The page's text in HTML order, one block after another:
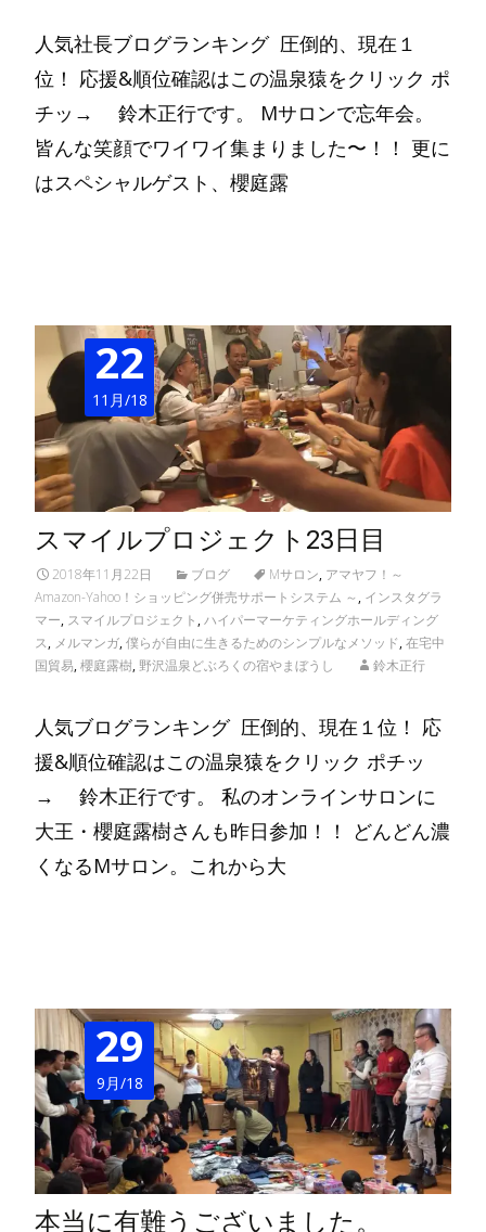
人気社長ブログランキング 圧倒的、現在１
位！ 応援&順位確認はこの温泉猿をクリック ポ
チッ→ 鈴木正行です。 Mサロンで忘年会。
皆んな笑顔でワイワイ集まりました〜！！ 更に
はスペシャルゲスト、櫻庭露
22
11月/18
スマイルプロジェクト23日目
2018年11月22日 ブログ Mサロン, アマヤフ！～
Amazon-Yahoo！ショッピング併売サポートシステム ～, インスタグラ
マー, スマイルプロジェクト ,ハイパーマーケティングホールディング
ス, メルマンガ,僕らが自由に生きるためのシンプルなメソッド,在宅中
国貿易,櫻庭露樹, 野沢温泉どぶろくの宿やまぼうし 鈴木正行
人気ブログランキング 圧倒的、現在１位！ 応
援&順位確認はこの温泉猿をクリック ポチッ
→ 鈴木正行です。 私のオンラインサロンに
大王・櫻庭露樹さんも昨日参加！！ どんどん濃
くなるMサロン。これから大
29
9月/18
本当に有難うございました。